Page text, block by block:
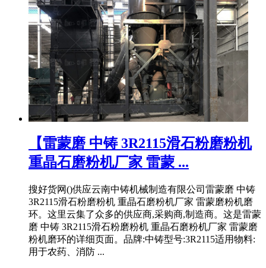
【雷蒙磨 中铸 3R2115滑石粉磨粉机
重晶石磨粉机厂家 雷蒙 ...
搜好货网()供应云南中铸机械制造有限公司雷蒙磨 中铸
3R2115滑石粉磨粉机 重晶石磨粉机厂家 雷蒙磨粉机磨
环。这里云集了众多的供应商,采购商,制造商。这是雷蒙
磨 中铸 3R2115滑石粉磨粉机 重晶石磨粉机厂家 雷蒙磨
粉机磨环的详细页面。品牌:中铸型号:3R2115适用物料:
用于农药、消防 ...